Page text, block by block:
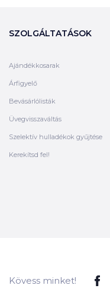
SZOLGÁLTATÁSOK
Ajándékkosarak
Árfigyelő
Bevásárlólisták
Üvegvisszaváltás
Szelektív hulladékok gyűjtése
Kerekítsd fel!
Kövess minket!